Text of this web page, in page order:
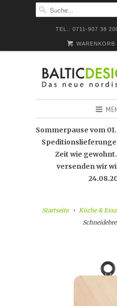
TEL.: 0711-907 38
WARENKORB
Sommerpause vom
Zeit wie
versenden wir
Startseite
Küche &